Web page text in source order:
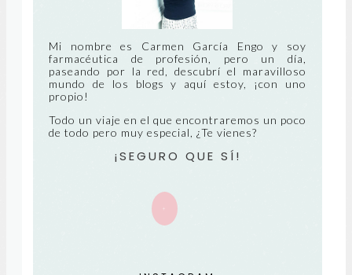
NT
E
Mi nombre es Carmen García Engo y soy
farmacéutica de profesión, pero un día,
paseando por la red, descubrí el maravilloso
mundo de los blogs y aquí estoy, ¡con uno
propio!
Todo un viaje en el que encontraremos un poco
de todo pero muy especial, ¿Te vienes?
¡SEGURO QUE SÍ!
+